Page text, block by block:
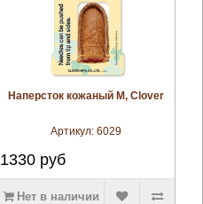
увеличить
Наперсток кожаный M, Clover
Артикул:6029
1330 руб
Нет в наличии